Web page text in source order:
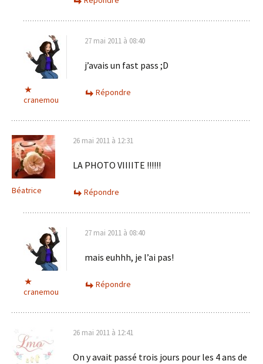
cranemou
27 mai 2011 à 08:40
j’avais un fast pass ;D
Répondre
Béatrice
26 mai 2011 à 12:31
LA PHOTO VIIIITE !!!!!!
Répondre
cranemou
27 mai 2011 à 08:40
mais euhhh, je l’ai pas!
Répondre
26 mai 2011 à 12:41
On y avait passé trois jours pour les 4 ans de